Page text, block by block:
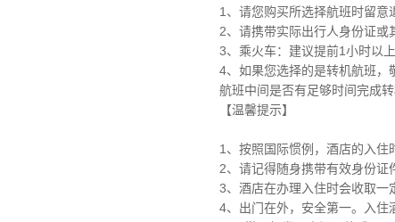
1、请您购买所选择航班时留意
2、请携带实际出行人身份证或
3、乘火车：建议提前1小时以
4、如果您选择的是转机航班，
航班中间是否有足够时间完成转
【温馨提示】
1、按照国际惯例，酒店的入住
2、请记得随身携带有效身份证
3、酒店在办理入住时会收取一
4、出门在外，安全第一。入住